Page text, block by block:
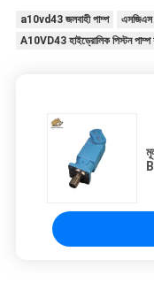
a10vd43 জলবাহী পাম্প
এসজিএস
A10VD43 হাইড্রোলিক পিস্টন পাম্প